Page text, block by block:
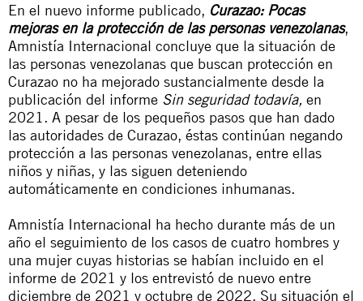
En el nuevo informe publicado, Curazao: Pocas
mejoras en la protección de las personas venezolanas,
Amnistía Internacional concluye que la situación de
las personas venezolanas que buscan protección en
Curazao no ha mejorado sustancialmente desde la
publicación del informe Sin seguridad todavía, en
2021. A pesar de los pequeños pasos que han dado
las autoridades de Curazao, éstas continúan negando
protección a las personas venezolanas, entre ellas
niños y niñas, y las siguen deteniendo
automáticamente en condiciones inhumanas.
Amnistía Internacional ha hecho durante más de un
año el seguimiento de los casos de cuatro hombres y
una mujer cuyas historias se habían incluido en el
informe de 2021 y los entrevistó de nuevo entre
diciembre de 2021 y octubre de 2022. Su situación el